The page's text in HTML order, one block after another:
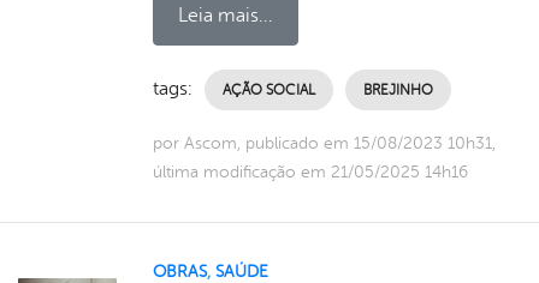
Leia mais...
tags: AÇÃO SOCIAL BREJINHO
por Ascom, publicado em 15/08/2023 10h31,
última modificação em 21/05/2025 14h16
OBRAS, SAÚDE